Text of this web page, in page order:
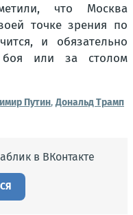
что Москва
точке зрения по
и обязательно
или за столом
Путин,Дональд Трамп
в ВКонтакте